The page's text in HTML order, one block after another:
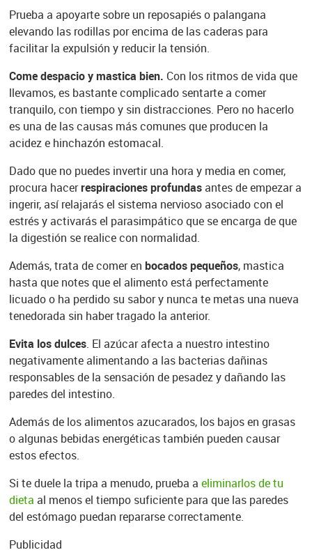
Prueba a apoyarte sobre un reposapiés o palangana
elevando las rodillas por encima de las caderas para
facilitar la expulsión y reducir la tensión.
Come despacio y mastica bien. Con los ritmos de vida que
llevamos, es bastante complicado sentarte a comer
tranquilo, con tiempo y sin distracciones. Pero no hacerlo
es una de las causas más comunes que producen la
acidez e hinchazón estomacal.
Dado que no puedes invertir una hora y media en comer,
procura hacerrespiraciones profundasantes de empezar a
ingerir, así relajarás el sistema nervioso asociado con el
estrés y activarás el parasimpático que se encarga de que
la digestión se realice con normalidad.
Además, trata de comer en bocados pequeños, mastica
hasta que notes que el alimento está perfectamente
licuado o ha perdido su sabor y nunca te metas una nueva
tenedorada sin haber tragado la anterior.
Evita los dulces. El azúcar afecta a nuestro intestino
negativamente alimentando a las bacterias dañinas
responsables de la sensación de pesadez y dañando las
paredes del intestino.
Además de los alimentos azucarados, los bajos en grasas
o algunas bebidas energéticas también pueden causar
estos efectos.
Si te duele la tripa a menudo, prueba a eliminarlos de tu
dieta al menos el tiempo suficiente para que las paredes
del estómago puedan repararse correctamente.
Publicidad